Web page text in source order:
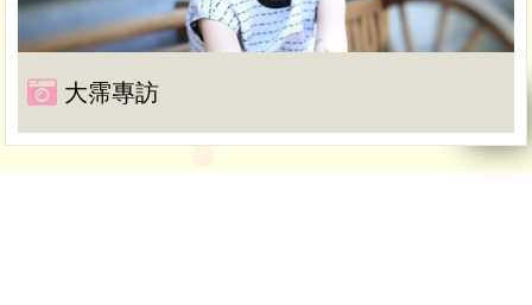
大霈專訪